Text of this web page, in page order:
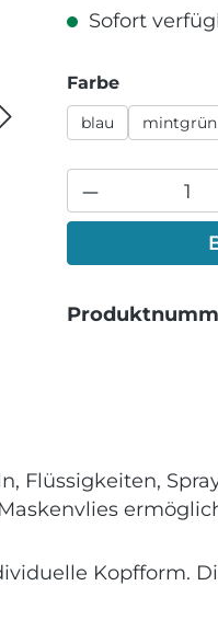
Sofort
Farbeauswählen
blau mintgrün
Flüssigkeiten,
Kopfform.